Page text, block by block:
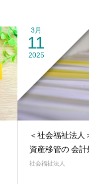
3月
11
2025
＜社会福祉法人
資産移管の 会
社会福祉法人